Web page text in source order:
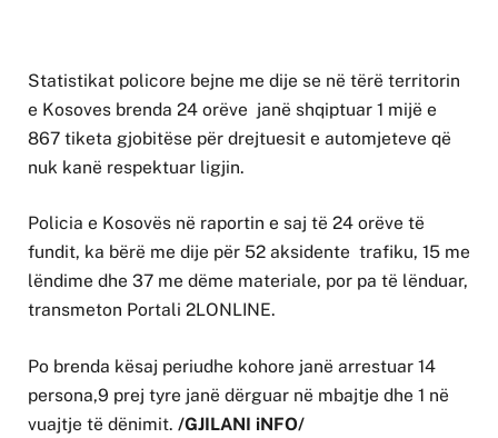
Statistikat policore bejne me dije se në tërë territorin
e Kosoves brenda 24 orëve janë shqiptuar 1 mijë e
867 tiketa gjobitëse për drejtuesit e automjeteve që
nuk kanë respektuar ligjin.
Policia e Kosovës në raportin e saj të 24 orëve të
fundit, ka bërë me dije për 52 aksidente trafiku, 15 me
lëndime dhe 37 me dëme materiale, por pa të lënduar,
transmeton Portali 2LONLINE.
Po brenda kësaj periudhe kohore janë arrestuar 14
persona,9 prej tyre janë dërguar në mbajtje dhe 1 në
vuajtje të dënimit. /GJILANI iNFO/